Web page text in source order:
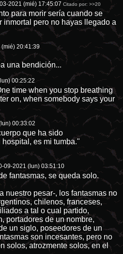
2021 (mié) 17:45:07 Citado por:>>20
para morir sería cuando se
inmortal pero no hayas llegado a
20:41:39
una bendición...
00:25:22
time when you stop breathing
on, when somebody says your
00:33:02
que ha sido
es mi tumba."
09-2021 (lun) 03:51:10
fantasmas, se queda solo.
nuestro pesar-, los fantasmas no
chilenos, franceses,
a tal o cual partido,
portadores de un nombre,
un siglo, poseedores de un
son incesantes, pero no
solos, atrozmente solos, en el